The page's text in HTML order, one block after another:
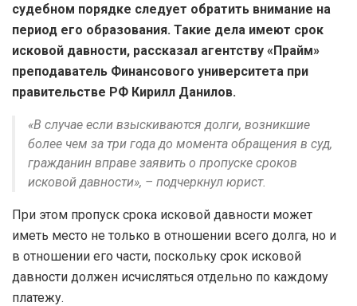
судебном порядке следует обратить внимание на
период его образования. Такие дела имеют срок
исковой давности, рассказал агентству «Прайм»
преподаватель Финансового университета при
правительстве РФ Кирилл Данилов.
«В случае если взыскиваются долги, возникшие
более чем за три года до момента обращения в суд,
гражданин вправе заявить о пропуске сроков
исковой давности», – подчеркнул юрист.
При этом пропуск срока исковой давности может
иметь место не только в отношении всего долга, но и
в отношении его части, поскольку срок исковой
давности должен исчисляться отдельно по каждому
платежу.